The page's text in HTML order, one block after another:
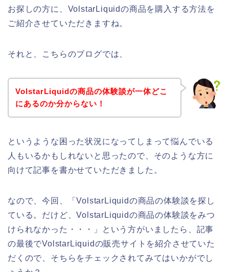
お探しの方に、VolstarLiquidの商品を購入する方法を
ご紹介させていただきますね。
それと、こちらのブログでは、
VolstarLiquidの商品の体験談が一体どこ
にあるのか分からない！
というような困った状況になってしまって悩んでいる
人もいるかもしれないと思ったので、そのような方に
向けて記事を書かせていただきました。
なので、今回、「VolstarLiquidの商品の体験談を探し
ている。だけど、VolstarLiquidの商品の体験談をみつ
けられなかった・・・」という方がいましたら、記事
の最後でVolstarLiquidの販売サイトを紹介させていた
だくので、そちらをチェックされてみてはいかがでし